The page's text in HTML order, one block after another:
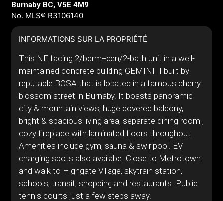
Burnaby BC, V5E 4M9
No. MLS® R3106140
INFORMATIONS SUR LA PROPRIÉTÉ
This NE facing 2/bdrm+den/2-bath unit in a well-
maintained concrete building GEMINI II built by
reputable BOSA that is located in a famous cherry
blossom street in Burnaby. It boasts panoramic
city & mountain views, huge covered balcony,
bright & spacious living area, separate dining room ,
cozy fireplace with laminated floors throughout.
Amenities include gym, sauna & swirlpool. EV
charging spots also availabe. Close to Metrotown
and walk to Highgate Village, skytrain station,
schools, transit, shopping and restaurants. Public
tennis courts just a few steps away.